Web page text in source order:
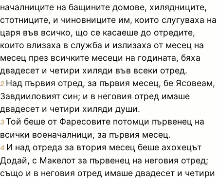
началниците на бащините домове, хилядниците,
стотниците, и чиновниците им, които слугуваха на
царя във всичко, що се касаеше до отредите,
които влизаха в служба и излизаха от месец на
месец през всичките месеци на годината, бяха
двадесет и четири хиляди във всеки отред.
2 Над първия отред, за първия месец, бе Ясовеам,
Завдииловият син; и в неговия отред имаше
двадесет и четири хиляди души.
3Той беше от Фаресовите потомци първенец на
всички военачалници, за първия месец.
4 И над отреда за втория месец беше ахохецът
Додай, с Макелот за първенец на неговия отред;
също и в неговия отред имаше двадесет и четири